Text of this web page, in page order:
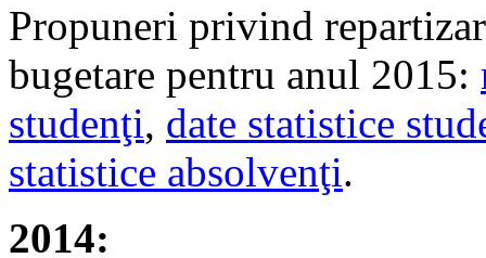
Propuneri privind
bugetare pentru anul 2015:
studenţi, date statistice
statistice absolvenţi.
2014: